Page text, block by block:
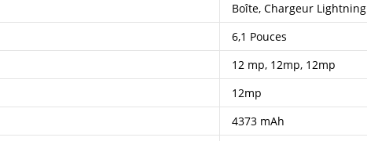
Boîte, Chargeur Lightning
6,1 Pouces
12 mp, 12mp, 12mp
12mp
4373 mAh